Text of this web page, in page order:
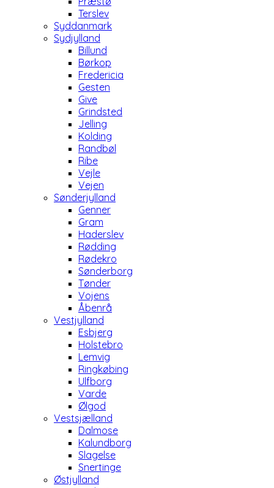
Terslev
Syddanmark
Sydjylland
Billund
Børkop
Fredericia
Gesten
Give
Grindsted
Jelling
Kolding
Randbøl
Ribe
Vejle
Vejen
Sønderjylland
Genner
Gram
Haderslev
Rødding
Rødekro
Sønderborg
Tønder
Vojens
Åbenrå
Vestjylland
Esbjerg
Holstebro
Lemvig
Ringkøbing
Ulfborg
Varde
Ølgod
Vestsjælland
Dalmose
Kalundborg
Slagelse
Snertinge
Østjylland